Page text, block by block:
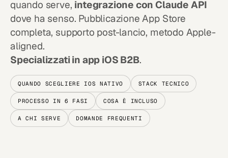
quando serve, integrazione con Claude API
dove ha senso. Pubblicazione App Store
completa, supporto post-lancio, metodo Apple-
aligned.
Specializzati in app iOS B2B.
QUANDO SCEGLIERE IOS NATIVO STACK TECNICO
PROCESSO IN 6 FASI COSA È INCLUSO
A CHI SERVE DOMANDE FREQUENTI